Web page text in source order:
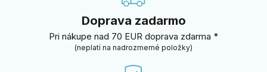
Doprava zadarmo
Pri nákupe nad 70 EUR doprava zdarma *
(neplatí na nadrozmerné položky)